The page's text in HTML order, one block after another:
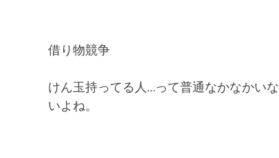
借り物競争
けん玉持ってる人…って普通なかなかいな
いよね。